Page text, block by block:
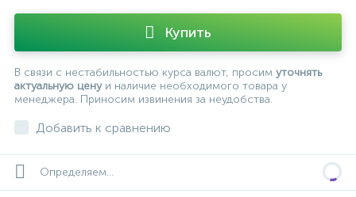
Купить
В связи с нестабильностью курса валют, просим уточнять
актуальную ценуи наличие необходимого товара у
менеджера. Приносим извинения за неудобства.
Добавить к сравнению
Определяем...